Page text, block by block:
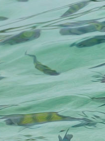
by Speed Boat